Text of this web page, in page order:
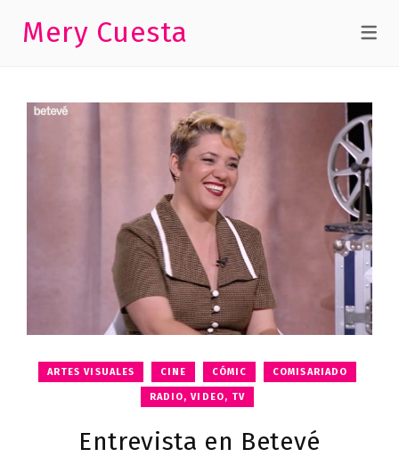
Mery Cuesta
ARTES VISUALES CINE CÓMIC COMISARIADO
RADIO, VIDEO, TV
Entrevista en Betevé